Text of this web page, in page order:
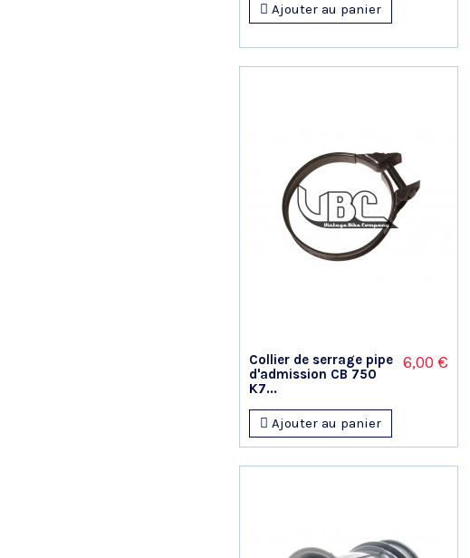
Ajouter au panier
Collier de serrage pipe
d'admission CB 750
K7...
6,00 €
Ajouter au panier